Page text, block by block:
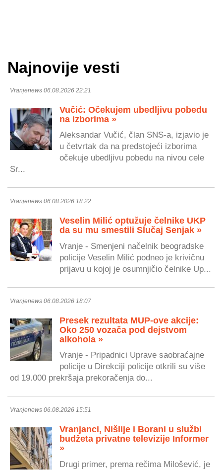
Najnovije vesti
Vranjenews 06.08.2026 22:21
Vučić: Očekujem ubedljivu pobedu
na izborima »
Aleksandar Vučić, član SNS-a, izjavio je
u četvrtak da na predstojeći izborima
očekuje ubedljivu pobedu na nivou cele
Sr...
Vranjenews 06.08.2026 18:22
Veselin Milić optužuje čelnike UKP
da su mu smestili Slučaj Senjak »
Vranje - Smenjeni načelnik beogradske
policije Veselin Milić podneo je krivičnu
prijavu u kojoj je osumnjičio čelnike Up...
Vranjenews 06.08.2026 18:07
Presek rezultata MUP-ove akcije:
Oko 250 vozača pod dejstvom
alkohola »
Vranje - Pripadnici Uprave saobraćajne
policije u Direkciji policije otkrili su više
od 19.000 prekršaja prekoračenja do...
Vranjenews 06.08.2026 15:51
Vranjanci, Nišlije i Borani u službi
budžeta privatne televizije Informer
»
Drugi primer, prema rečima Milošević, je